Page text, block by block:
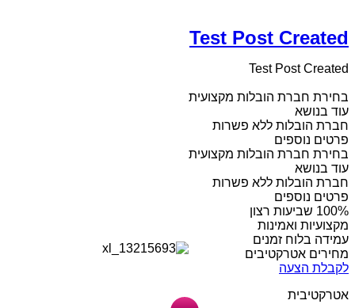
Test Post Created
Test Post Created
בחירת חברת הובלות מקצועית
עוד בנושא
חברת הובלות ללא פשרות
פרטים נוספים
בחירת חברת הובלות מקצועית
עוד בנושא
חברת הובלות ללא פשרות
פרטים נוספים
מקצועיות ואמינות
עמידה בלוח זמנים
מחירים אטרקטיבים
לקבלת הצעה
אטרקטיבית